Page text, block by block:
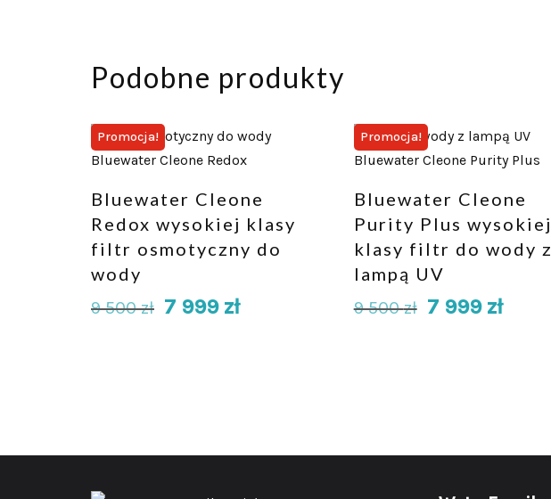
Podobne produkty
Promocja!
Bluewater Cleone
Redox wysokiej klasy
filtr osmotyczny do
wody
9 500zł 7 999 zł
Promocja!
Bluewater Cleone
Purity Plus wysokiej
klasy filtr do wody z
lampą UV
9 500zł 7 999 zł